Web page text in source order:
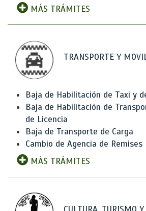
MÁS TRÁMITES
TRANSPORTE Y
Baja de Habilitación de Taxi y
Baja de Habilitación de
de Licencia
Baja de Transporte de Carga
Cambio de Agencia de Remises
MÁS TRÁMITES